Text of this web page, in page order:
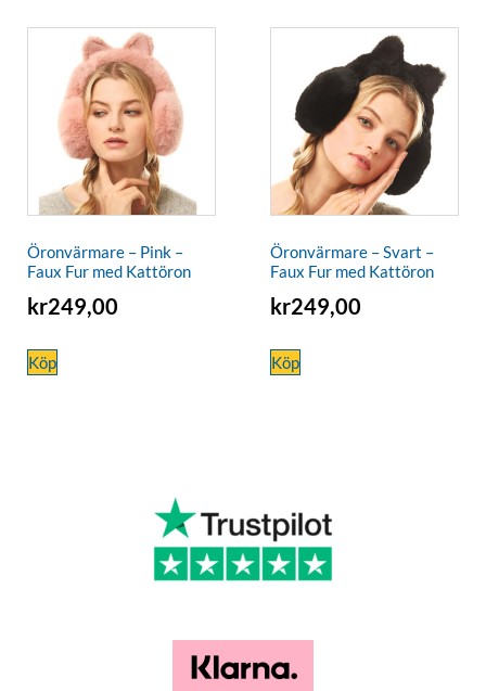
Öronvärmare – Pink –
Faux Fur med Kattöron
kr249,00
Köp
Öronvärmare – Svart –
Faux Fur med Kattöron
kr249,00
Köp